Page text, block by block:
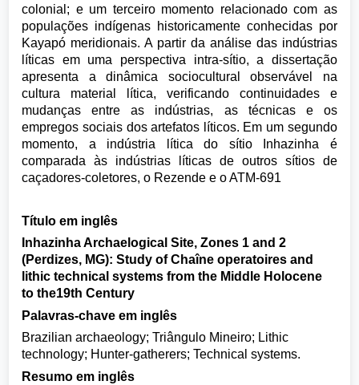
colonial; e um terceiro momento relacionado com as
populações indígenas historicamente conhecidas por
Kayapó meridionais. A partir da análise das indústrias
líticas em uma perspectiva intra-sítio, a dissertação
apresenta a dinâmica sociocultural observável na
cultura material lítica, verificando continuidades e
mudanças entre as indústrias, as técnicas e os
empregos sociais dos artefatos líticos. Em um segundo
momento, a indústria lítica do sítio Inhazinha é
comparada às indústrias líticas de outros sítios de
caçadores-coletores, o Rezende e o ATM-691
Título em inglês
Inhazinha Archaelogical Site, Zones 1 and 2
(Perdizes, MG): Study of Chaîne operatoires and
lithic technical systems from the Middle Holocene
to the19th Century
Palavras-chave em inglês
Brazilian archaeology; Triângulo Mineiro; Lithic
technology; Hunter-gatherers; Technical systems.
Resumo em inglês